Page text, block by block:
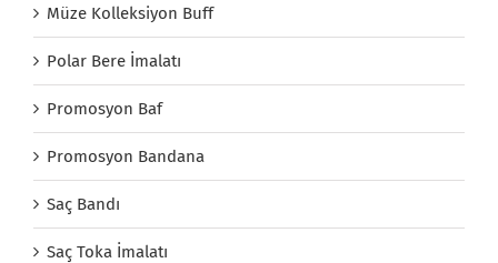
Müze Kolleksiyon Buff
Polar Bere İmalatı
Promosyon Baf
Promosyon Bandana
Saç Bandı
Saç Toka İmalatı